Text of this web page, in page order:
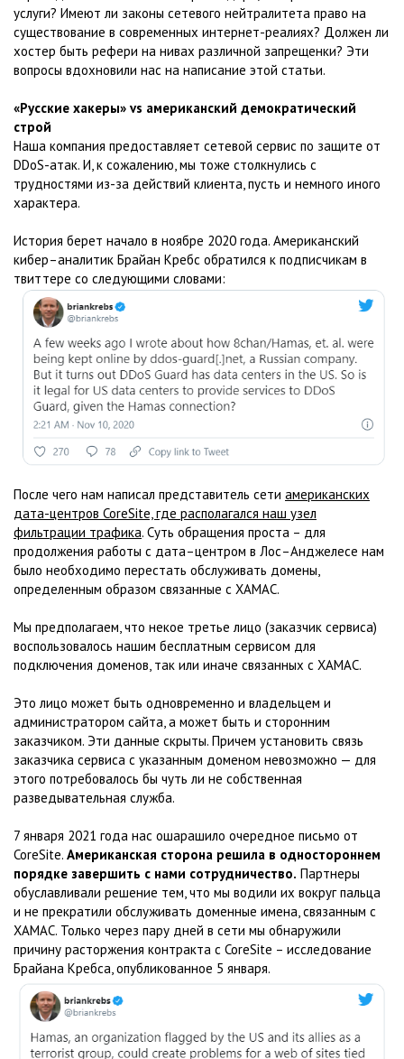
услуги? Имеют ли законы сетевого нейтралитета право на
существование в современных интернет-реалиях? Должен ли
хостер быть рефери на нивах различной запрещенки? Эти
вопросы вдохновили нас на написание этой статьи.
«Русские хакеры» vs американский демократический
строй
Наша компания предоставляет сетевой сервис по защите от
DDoS-атак. И, к сожалению, мы тоже столкнулись с
трудностями из-за действий клиента, пусть и немного иного
характера.
История берет начало в ноябре 2020 года. Американский
кибер–аналитик Брайан Кребс обратился к подписчикам в
твиттере со следующими словами:
После чего нам написал представитель сети американских
дата-центров CoreSite, где располагался наш узел
фильтрации трафика. Суть обращения проста – для
продолжения работы с дата–центром в Лос–Анджелесе нам
было необходимо перестать обслуживать домены,
определенным образом связанные с ХАМАС.
Мы предполагаем, что некое третье лицо (заказчик сервиса)
воспользовалось нашим бесплатным сервисом для
подключения доменов, так или иначе связанных с ХАМАС.
Это лицо может быть одновременно и владельцем и
администратором сайта, а может быть и сторонним
заказчиком. Эти данные скрыты. Причем установить связь
заказчика сервиса с указанным доменом невозможно — для
этого потребовалось бы чуть ли не собственная
разведывательная служба.
7 января 2021 года нас ошарашило очередное письмо от
CoreSite. Американская сторона решила в одностороннем
порядке завершить с нами сотрудничество. Партнеры
обуславливали решение тем, что мы водили их вокруг пальца
и не прекратили обслуживать доменные имена, связанным с
ХАМАС. Только через пару дней в сети мы обнаружили
причину расторжения контракта с CoreSite – исследование
Брайана Кребса, опубликованное 5 января.